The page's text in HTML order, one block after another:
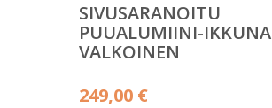
SIVUSARANOITU
PUUALUMIINI-IKKUNA
VALKOINEN
249,00 €